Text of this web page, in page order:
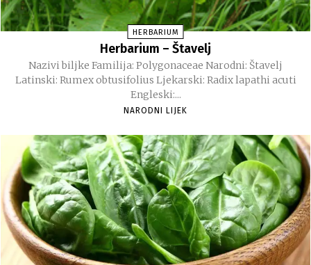
HERBARIUM
Herbarium – Štavelj
Nazivi biljke Familija: Polygonaceae Narodni: Štavelj
Latinski: Rumex obtusifolius Ljekarski: Radix lapathi acuti
Engleski:...
NARODNI LIJEK